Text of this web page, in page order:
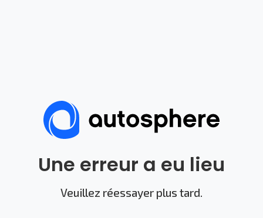
Une erreur a eu lieu
Veuillez réessayer plus tard.